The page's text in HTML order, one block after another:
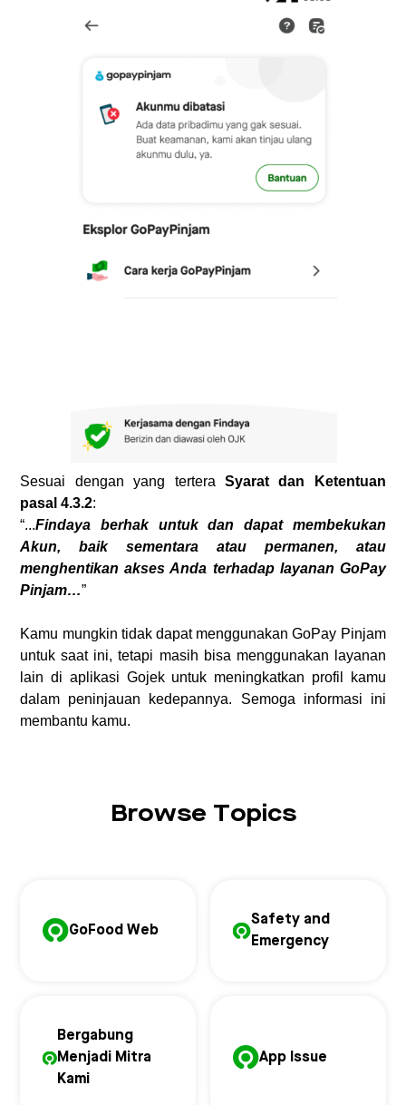
Sesuai dengan yang tertera Syarat dan Ketentuan
pasal 4.3.2:
“...Findaya berhak untuk dan dapat membekukan
Akun, baik sementara atau permanen, atau
menghentikan akses Anda terhadap layanan GoPay
Pinjam…”
Kamu mungkin tidak dapat menggunakan GoPay Pinjam
untuk saat ini, tetapi masih bisa menggunakan layanan
lain di aplikasi Gojek untuk meningkatkan profil kamu
dalam peninjauan kedepannya. Semoga informasi ini
membantu kamu.
Browse Topics
GoFood Web
Safety and
Emergency
Bergabung
Menjadi Mitra
Kami
App Issue